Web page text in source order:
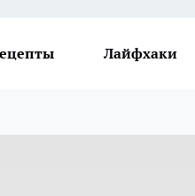
Лайфхаки